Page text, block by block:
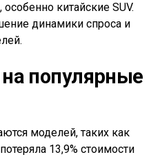
китайские SUV.
динамики спроса и
популярные
моделей, таких как
13,9% стоимости